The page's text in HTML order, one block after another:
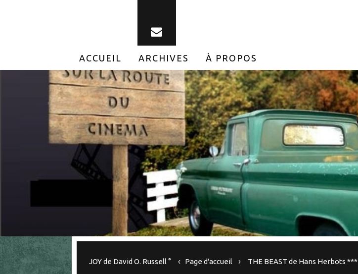
ACCUEIL ARCHIVES À PROPOS
JOY de David O. Russell ° Page d'accueil THE BEAST de Hans Herbots ***